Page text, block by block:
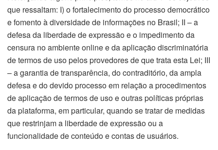
que ressaltam: I) o fortalecimento do processo democrático
e fomento à diversidade de informações no Brasil; II – a
defesa da liberdade de expressão e o impedimento da
censura no ambiente online e da aplicação discriminatória
de termos de uso pelos provedores de que trata esta Lei; III
– a garantia de transparência, do contraditório, da ampla
defesa e do devido processo em relação a procedimentos
de aplicação de termos de uso e outras políticas próprias
da plataforma, em particular, quando se tratar de medidas
que restrinjam a liberdade de expressão ou a
funcionalidade de conteúdo e contas de usuários.